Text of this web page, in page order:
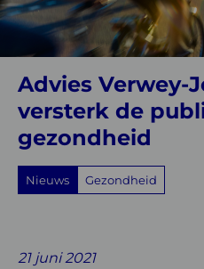
de
publieke
gezondheid
Advies Verwey-
versterk de
gezondheid
Nieuws Gezondheid
on on on
21 juni 2021